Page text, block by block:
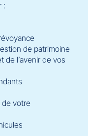
:
de patrimoine
de l’avenir de vos
de votre